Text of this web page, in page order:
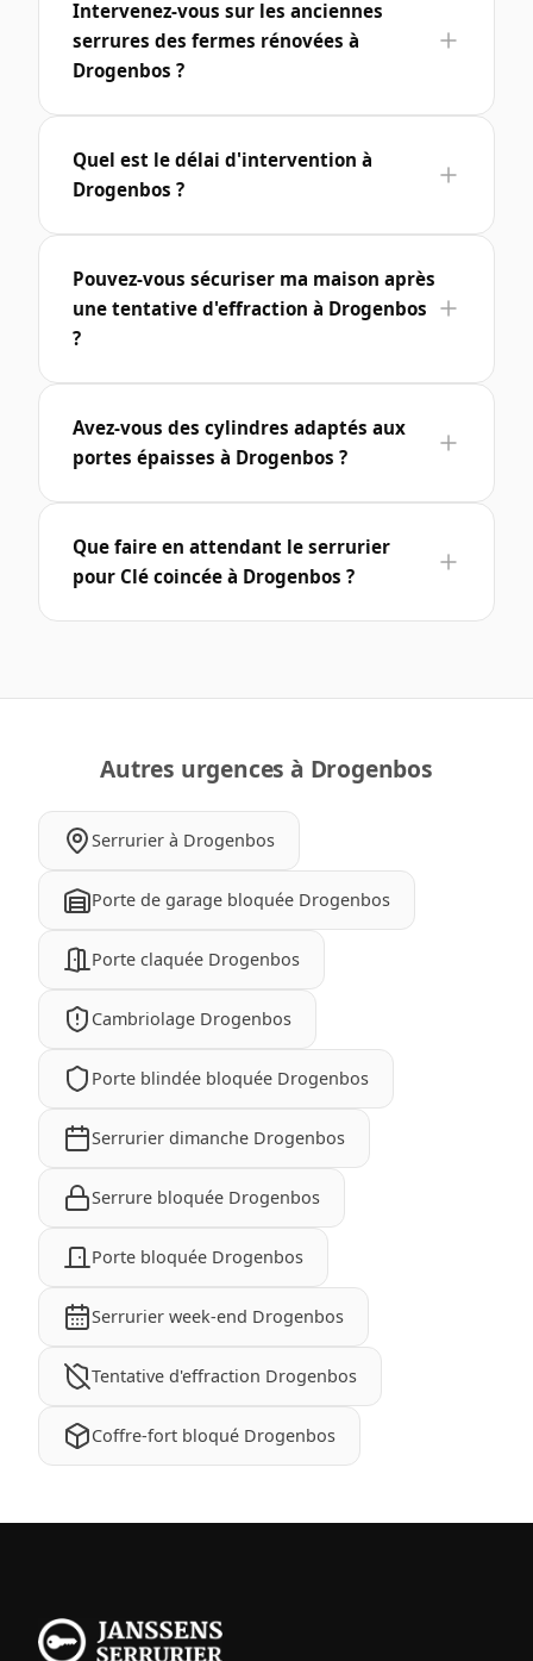
Intervenez-vous sur les anciennes
serrures des fermes rénovées à
Drogenbos ?
Quel est le délai d'intervention à
Drogenbos ?
Pouvez-vous sécuriser ma maison après
une tentative d'effraction à Drogenbos
?
Avez-vous des cylindres adaptés aux
portes épaisses à Drogenbos ?
Que faire en attendant le serrurier
pour Clé coincée à Drogenbos ?
Autres urgences à Drogenbos
Serrurier à Drogenbos
Porte de garage bloquée Drogenbos
Porte claquée Drogenbos
Cambriolage Drogenbos
Porte blindée bloquée Drogenbos
Serrurier dimanche Drogenbos
Serrure bloquée Drogenbos
Porte bloquée Drogenbos
Serrurier week-end Drogenbos
Tentative d'effraction Drogenbos
Coffre-fort bloqué Drogenbos